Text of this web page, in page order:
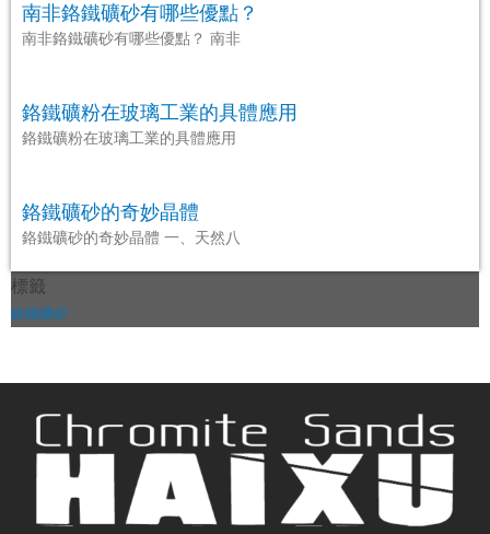
南非鉻鐵礦砂有哪些優點？
南非鉻鐵礦砂有哪些優點？ 南非
鉻鐵礦粉在玻璃工業的具體應用
鉻鐵礦粉在玻璃工業的具體應用
鉻鐵礦砂的奇妙晶體
鉻鐵礦砂的奇妙晶體 一、天然八
標籤
鉻鐵礦砂